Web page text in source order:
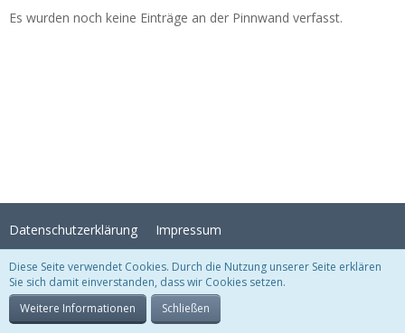
Es wurden noch keine Einträge an der Pinnwand verfasst.
Datenschutzerklärung Impressum
Stil:Crystal Temptation , erstellt vonKittMedia
Community-Software:
Diese Seite verwendet Cookies. Durch die Nutzung unserer Seite erklären
Sie sich damit einverstanden, dass wir Cookies setzen.
Weitere Informationen
Schließen